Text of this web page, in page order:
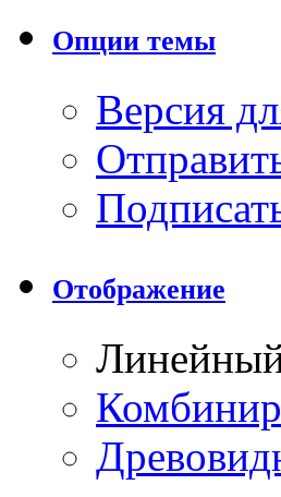
Опции темы
Версия
Отображение